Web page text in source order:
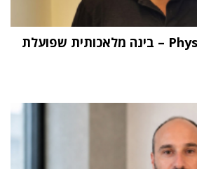
"העתיד הוא Physical AI – בינה מלאכותית שפועלת